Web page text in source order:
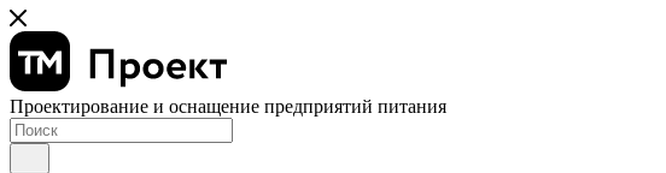
Проектирование и оснащение предприятий питания